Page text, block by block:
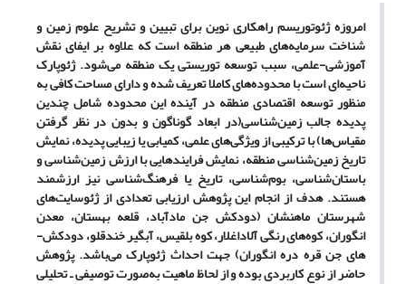
امروزه ژئوتوریسم راهکاری نوین برای تبیین و تشریح علوم زمین و
شناخت سرمایه­‌های طبیعی هر منطقه است که علاوه بر ایفای نقش
آموزشی-علمی، سبب توسعه توریستی یک منطقه می‌شود. ژئوپارک
ناحیه‌­ای است با محدوده‌­های کاملا تعریف شده و دارای مساحت کافی به
منظور توسعه اقتصادی منطقه در آینده این محدوده شامل چندین
پدیده جالب زمین‌­شناسی(در ابعاد گوناگون و بدون در نظر گرفتن
مقیاس‌­ها) با ترکیبی از ویژگی‏‌های علمی، کمیابی یا زیبایی پدیده­­، نمایش
تاریخ زمین‌­شناسی منطقه، نمایش فرایند­هایی با ارزش زمین­‌شناسی و
باستان­‌شناسی، بوم­‌شناسی، تاریخ یا فرهنگ­‌شناسی نیز ارزشمند
هستند. هدف از انجام این پژوهش ارزیابی تعدادی از ژئوسایت‌­های
شهرستان ماه­نشان (دودکش جن مادآباد، قلعه بهستان، معدن
انگوران، کوه­‌های رنگی آلاداغلار، کوه بلقیس، آبگیر خندقلو، دودکش‌­
های جن قره دره انگوران) جهت احداث ژئوپارک می­‌باشد. پژوهش
حاضر از نوع کاربردی بوده و از لحاظ ماهیت به‌صورت توصیفی ـ تحلیلی